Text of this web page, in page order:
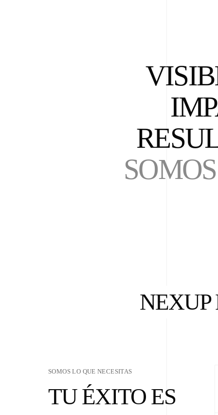
SOMOS
NEXUP
SOMOS LO QUE NECESITAS
TU ÉXITO ES